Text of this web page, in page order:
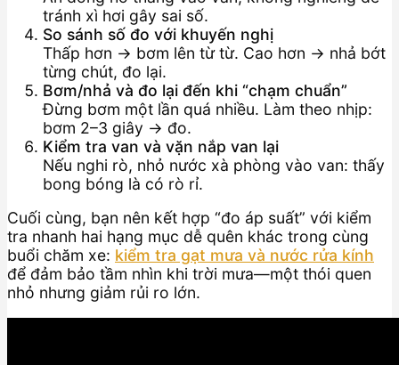
tránh xì hơi gây sai số.
So sánh số đo với khuyến nghị
Thấp hơn → bơm lên từ từ. Cao hơn → nhả bớt
từng chút, đo lại.
Bơm/nhả và đo lại đến khi “chạm chuẩn”
Đừng bơm một lần quá nhiều. Làm theo nhịp:
bơm 2–3 giây → đo.
Kiểm tra van và vặn nắp van lại
Nếu nghi rò, nhỏ nước xà phòng vào van: thấy
bong bóng là có rò rỉ.
Cuối cùng, bạn nên kết hợp “đo áp suất” với kiểm
tra nhanh hai hạng mục dễ quên khác trong cùng
buổi chăm xe: kiểm tra gạt mưa và nước rửa kính
để đảm bảo tầm nhìn khi trời mưa—một thói quen
nhỏ nhưng giảm rủi ro lớn.